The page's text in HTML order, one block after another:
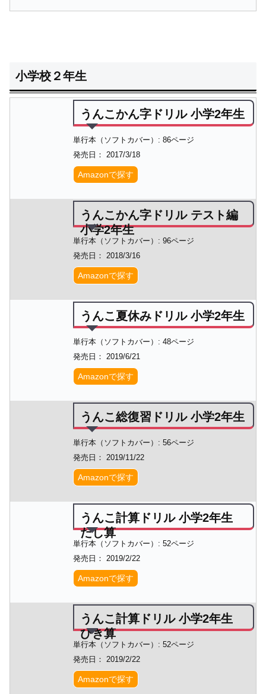
小学校２年生
うんこかん字ドリル 小学2年生
単行本（ソフトカバー）: 86ページ
発売日： 2017/3/18
Amazonで探す
うんこかん字ドリル テスト編
小学2年生
単行本（ソフトカバー）: 96ページ
発売日： 2018/3/16
Amazonで探す
うんこ夏休みドリル 小学2年生
単行本（ソフトカバー）: 48ページ
発売日： 2019/6/21
Amazonで探す
うんこ総復習ドリル 小学2年生
単行本（ソフトカバー）: 56ページ
発売日： 2019/11/22
Amazonで探す
うんこ計算ドリル 小学2年生
たし算
単行本（ソフトカバー）: 52ページ
発売日： 2019/2/22
Amazonで探す
うんこ計算ドリル 小学2年生
ひき算
単行本（ソフトカバー）: 52ページ
発売日： 2019/2/22
Amazonで探す